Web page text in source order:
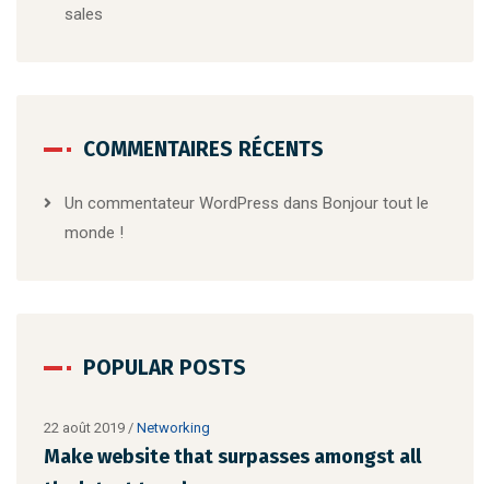
sales
COMMENTAIRES RÉCENTS
Un commentateur WordPress dans Bonjour tout le
monde !
POPULAR POSTS
22 août 2019 / Networking
Make website that surpasses amongst all